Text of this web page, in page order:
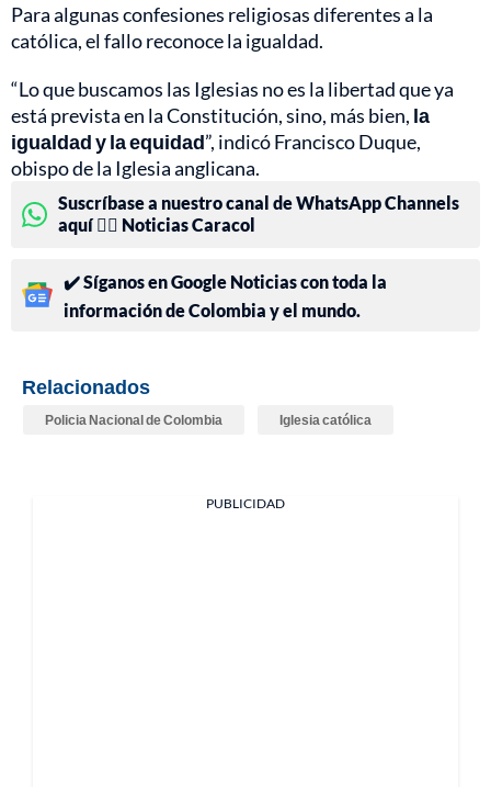
Para algunas confesiones religiosas diferentes a la
católica, el fallo reconoce la igualdad.
“Lo que buscamos las Iglesias no es la libertad que ya
está prevista en la Constitución, sino, más bien, la
igualdad y la equidad”, indicó Francisco Duque,
obispo de la Iglesia anglicana.
Suscríbase a nuestro canal de WhatsApp Channels
aquí 👉🏻 Noticias Caracol
✔️ Síganos en Google Noticias con toda la
información de Colombia y el mundo.
Relacionados
Policia Nacional de Colombia Iglesia católica
PUBLICIDAD